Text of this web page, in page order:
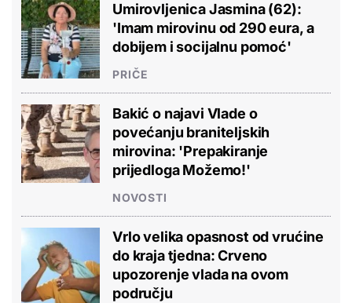
Umirovljenica Jasmina (62):
'Imam mirovinu od 290 eura, a
dobijem i socijalnu pomoć'
PRIČE
Bakić o najavi Vlade o
povećanju braniteljskih
mirovina: 'Prepakiranje
prijedloga Možemo!'
NOVOSTI
Vrlo velika opasnost od vrućine
do kraja tjedna: Crveno
upozorenje vlada na ovom
području